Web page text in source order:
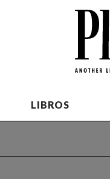
LIBROS